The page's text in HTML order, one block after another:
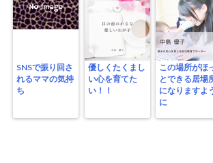
SNSで振り回さ
れるママの気持
ち
優しくたくまし
い心を育てた
い！！
この場所がほ
とできる居場
になりますよ
に